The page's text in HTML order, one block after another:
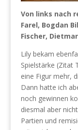
Von links nach
Farel, Bogdan
Fischer,
Lily bekam
Spielstärke (Zitat
eine Figur mehr,
Dann hatte ich
noch gewinnen
diesmal aber
Partien und